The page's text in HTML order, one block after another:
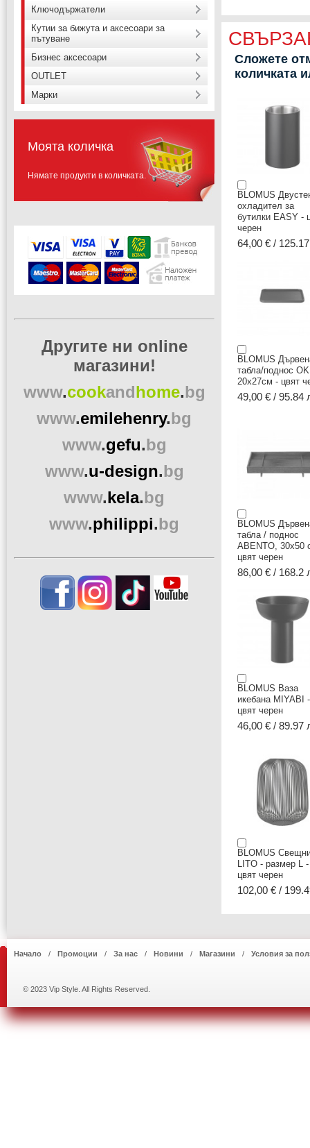
Сложете
количката
BLOMUS
охладител за
бутилки EASY -
черен
64,00 € /
BLOMUS
табла/поднос
20x27см - цвят
49,00 € / 95.84
BLOMUS
табла / поднос
ABENTO, 30х50
цвят черен
86,00 € / 168.2
BLOMUS Ваза
икебана MIYABI -
цвят черен
46,00 € / 89.97
BLOMUS
LITO - размер L -
цвят черен
102,00 € /
Ключодържатели
Кутии за бижута и аксесоари за
пътуване
Бизнес аксесоари
OUTLET
Марки
Моята количка
Нямате продукти в количката.
Другите ни online
магазини!
www.cookandhome.bg
www.emilehenry.bg
www.gefu.bg
www.u-design.bg
www.kela.bg
www.philippi.bg
Начало Промоции За нас Новини Магазини Условия за
© 2023 Vip Style. All Rights Reserved.